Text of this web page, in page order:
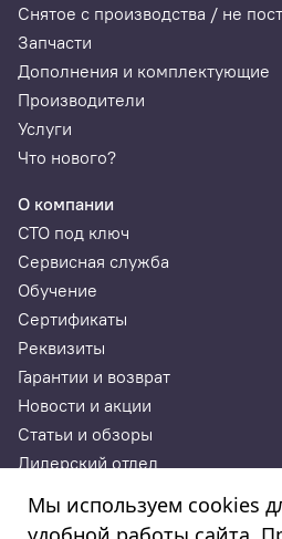
Снятое с производства / не
Запчасти
Дополнения и комплектующие
Производители
Услуги
Что нового?
О компании
СТО под ключ
Сервисная служба
Обучение
Сертификаты
Реквизиты
Гарантии и возврат
Новости и акции
Статьи и обзоры
Дилерский отдел
Мы используем cookies